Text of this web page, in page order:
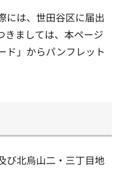
には、世田谷区に届出
きましては、本ページ
ド」からパンフレット
び北烏山二・三丁目地